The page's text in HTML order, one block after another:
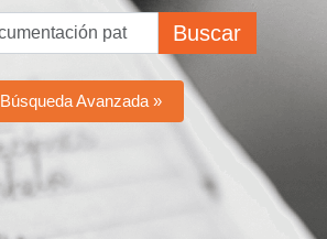
Buscar
Búsqueda Avanzada »